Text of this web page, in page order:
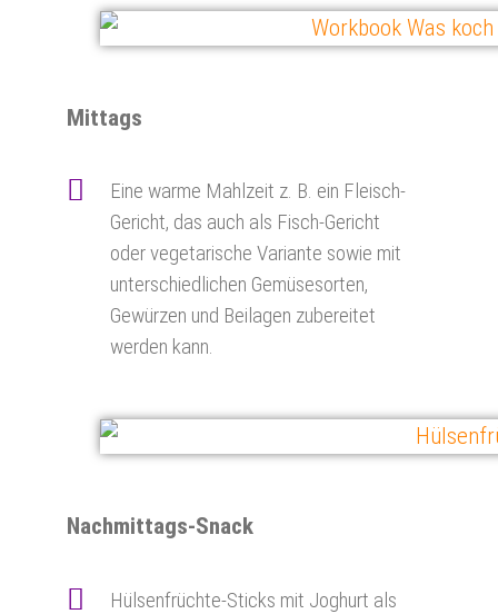
Mittags
Eine warme Mahlzeit z. B. ein Fleisch-
Gericht, das auch als Fisch-Gericht
oder vegetarische Variante sowie mit
unterschiedlichen Gemüsesorten,
Gewürzen und Beilagen zubereitet
werden kann.
Nachmittags-Snack
Hülsenfrüchte-Sticks mit Joghurt als